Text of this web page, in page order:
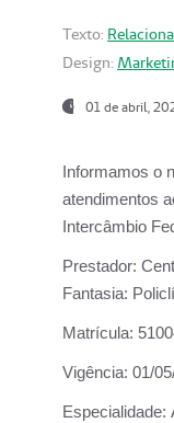
Texto:
Design:
01 de abril,
Informamos o
atendimentos
Intercâmbio
Prestador:
Fantasia:
Matrícula:
Vigência: 01/
Especialidade: